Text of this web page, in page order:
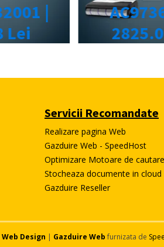
Servicii Recomandate
Realizare pagina Web
Gazduire Web - SpeedHost
Optimizare Motoare de cautare
Stocheaza documente in cloud
Gazduire Reseller
Web Design | Gazduire Webfurnizata de